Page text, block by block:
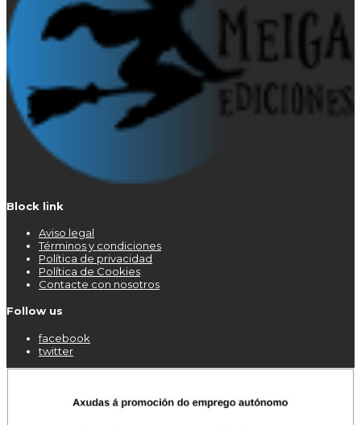
Block link
Aviso legal
Términos y condiciones
Política de privacidad
Política de Cookies
Contacte con nosotros
Follow us
facebook
twitter